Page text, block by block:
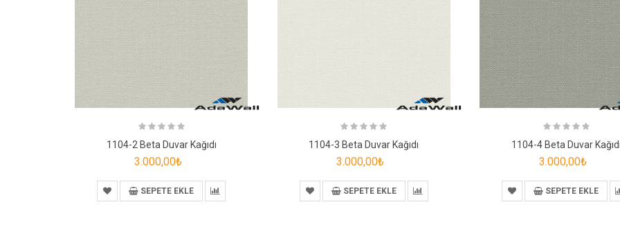
1104-2 Beta Duvar Kağıdı
3.000,00₺
SEPETE EKLE
1104-3 Beta Duvar Kağıdı
3.000,00₺
SEPETE EKLE
1104-4 Beta Duvar
3.000,00₺
SEPETE EKLE